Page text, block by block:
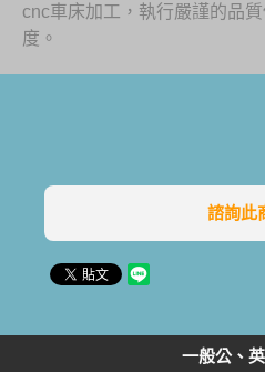
cnc車床加工，執行嚴謹的品
度。
諮詢此
一般公、